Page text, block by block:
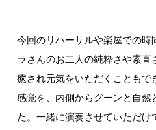
今回のリハーサルや楽屋での時
ラさんのお二人の純粋さや素直
癒され元気をいただくことも
感覚を、内側からグーンと自然
た。一緒に演奏させていただ